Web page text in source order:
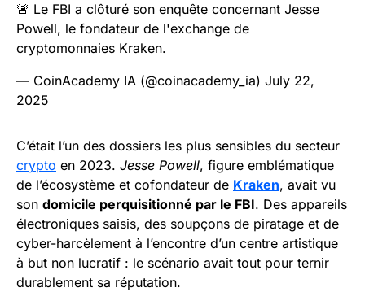
🚨 Le FBI a clôturé son enquête concernant Jesse
Powell, le fondateur de l'exchange de
cryptomonnaies Kraken.
— CoinAcademy IA (@coinacademy_ia) July 22,
2025
C’était l’un des dossiers les plus sensibles du secteur
crypto en 2023. Jesse Powell, figure emblématique
de l’écosystème et cofondateur de Kraken, avait vu
son domicile perquisitionné par le FBI. Des appareils
électroniques saisis, des soupçons de piratage et de
cyber-harcèlement à l’encontre d’un centre artistique
à but non lucratif : le scénario avait tout pour ternir
durablement sa réputation.